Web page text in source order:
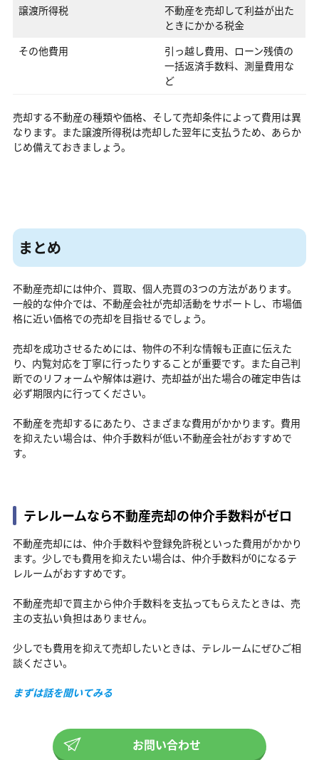
譲渡所得税
不動産を売却して利益が出た
ときにかかる税金
その他費用
引っ越し費用、ローン残債の
一括返済手数料、測量費用な
ど
売却する不動産の種類や価格、そして売却条件によって費用は異
なります。また譲渡所得税は売却した翌年に支払うため、あらか
じめ備えておきましょう。
まとめ
不動産売却には仲介、買取、個人売買の3つの方法があります。
一般的な仲介では、不動産会社が売却活動をサポートし、市場価
格に近い価格での売却を目指せるでしょう。
売却を成功させるためには、物件の不利な情報も正直に伝えた
り、内覧対応を丁寧に行ったりすることが重要です。また自己判
断でのリフォームや解体は避け、売却益が出た場合の確定申告は
必ず期限内に行ってください。
不動産を売却するにあたり、さまざまな費用がかかります。費用
を抑えたい場合は、仲介手数料が低い不動産会社がおすすめで
す。
テレルームなら不動産売却の仲介手数料がゼロ
不動産売却には、仲介手数料や登録免許税といった費用がかかり
ます。少しでも費用を抑えたい場合は、仲介手数料が0になるテ
レルームがおすすめです。
不動産売却で買主から仲介手数料を支払ってもらえたときは、売
主の支払い負担はありません。
少しでも費用を抑えて売却したいときは、テレルームにぜひご相
談ください。
まずは話を聞いてみる
お問い合わせ